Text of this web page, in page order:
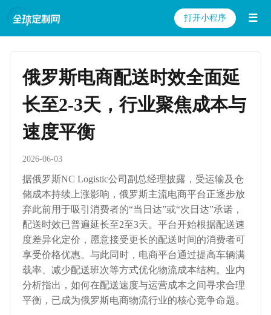
打开小程序 ☰
俄罗斯电商配送时效全面延
长至2-3天，行业聚焦成本与
速度平衡
2026-06-03
据俄罗斯NC Logistic公司副总经理披露，受运输及仓
储成本持续上涨影响，俄罗斯主流电商平台正逐步放
弃此前用于吸引消费者的“当日达”或“次日达”承诺，
配送时效已普遍延长至2至3天。平台开始根据配送速
度差异化定价，愿意接受更长的配送时间的消费者可
享受价格优惠。与此同时，电商平台通过提高车辆满
载率、减少配送班次等方式优化物流成本结构。业内
分析指出，如何在配送速度与运营成本之间寻求合理
平衡，已成为俄罗斯电商物流行业的核心竞争命题。